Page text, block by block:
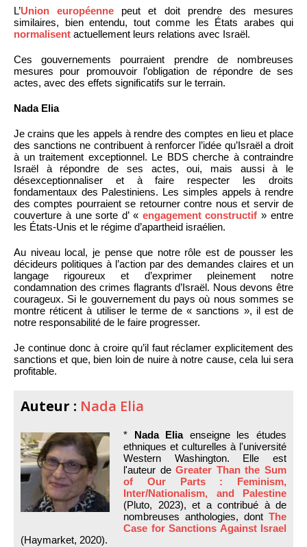
L’Union européenne peut et doit prendre des mesures
similaires, bien entendu, tout comme les États arabes qui
normalisent actuellement leurs relations avec Israël.
Ces gouvernements pourraient prendre de nombreuses
mesures pour promouvoir l’obligation de répondre de ses
actes, avec des effets significatifs sur le terrain.
Nada Elia
Je crains que les appels à rendre des comptes en lieu et place
des sanctions ne contribuent à renforcer l’idée qu’Israël a droit
à un traitement exceptionnel. Le BDS cherche à contraindre
Israël à répondre de ses actes, oui, mais aussi à le
désexceptionnaliser et à faire respecter les droits
fondamentaux des Palestiniens. Les simples appels à rendre
des comptes pourraient se retourner contre nous et servir de
couverture à une sorte d’ « engagement constructif » entre
les États-Unis et le régime d’apartheid israélien.
Au niveau local, je pense que notre rôle est de pousser les
décideurs politiques à l’action par des demandes claires et un
langage rigoureux et d’exprimer pleinement notre
condamnation des crimes flagrants d’Israël. Nous devons être
courageux. Si le gouvernement du pays où nous sommes se
montre réticent à utiliser le terme de « sanctions », il est de
notre responsabilité de le faire progresser.
Je continue donc à croire qu’il faut réclamer explicitement des
sanctions et que, bien loin de nuire à notre cause, cela lui sera
profitable.
Auteur : Nada Elia
* Nada Eliaenseigne les études
ethniques et culturelles à l'université
Western Washington. Elle est
l'auteur deGreater Than the Sum
of Our Parts : Feminism,
Inter/Nationalism, and Palestine
(Pluto, 2023), et a contribué à de
nombreuses anthologies, dont The
Case for Sanctions Against Israel
(Haymarket, 2020).